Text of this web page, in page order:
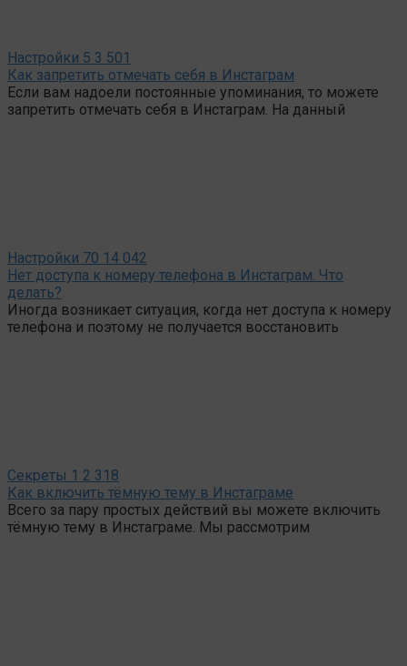
Настройки 5 3 501
Как запретить отмечать себя в Инстаграм
Если вам надоели постоянные упоминания, то можете
запретить отмечать себя в Инстаграм. На данный
Настройки 70 14 042
Нет доступа к номеру телефона в Инстаграм. Что
делать?
Иногда возникает ситуация, когда нет доступа к номеру
телефона и поэтому не получается восстановить
Секреты 1 2 318
Как включить тёмную тему в Инстаграме
Всего за пару простых действий вы можете включить
тёмную тему в Инстаграме. Мы рассмотрим